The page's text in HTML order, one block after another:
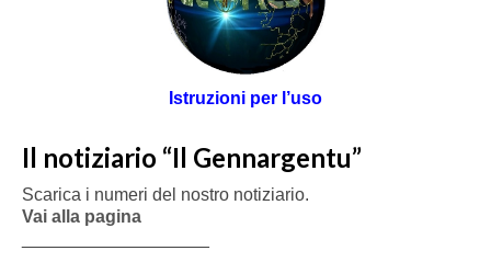
Istruzioni per l’uso
Il notiziario “Il Gennargentu”
Scarica i numeri del nostro notiziario.
Vai alla pagina